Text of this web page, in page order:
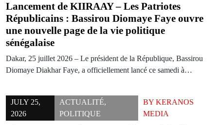
Lancement de KIIRAAY – Les Patriotes
Républicains : Bassirou Diomaye Faye ouvre
une nouvelle page de la vie politique
sénégalaise
Dakar, 25 juillet 2026 – Le président de la République, Bassirou
Diomaye Diakhar Faye, a officiellement lancé ce samedi à…
JULY 25,
2026
ACTUALITÉ,
POLITIQUE
BY KERANOS
MEDIA